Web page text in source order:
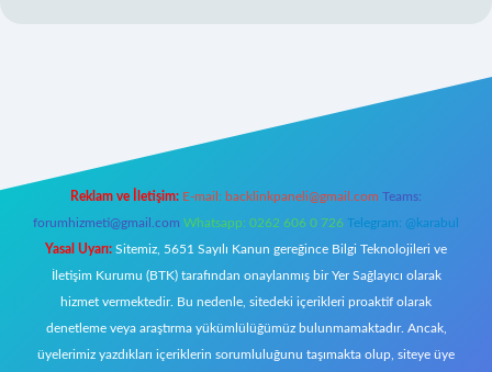
Reklam ve İletişim: E-mail: backlinkpaneli@gmail.com Teams:
forumhizmeti@gmail.com Whatsapp: 0262 606 0 726 Telegram: @karabul
Yasal Uyarı: Sitemiz, 5651 Sayılı Kanun gereğince Bilgi Teknolojileri ve
İletişim Kurumu (BTK) tarafından onaylanmış bir Yer Sağlayıcı olarak
hizmet vermektedir. Bu nedenle, sitedeki içerikleri proaktif olarak
denetleme veya araştırma yükümlülüğümüz bulunmamaktadır. Ancak,
üyelerimiz yazdıkları içeriklerin sorumluluğunu taşımakta olup, siteye üye